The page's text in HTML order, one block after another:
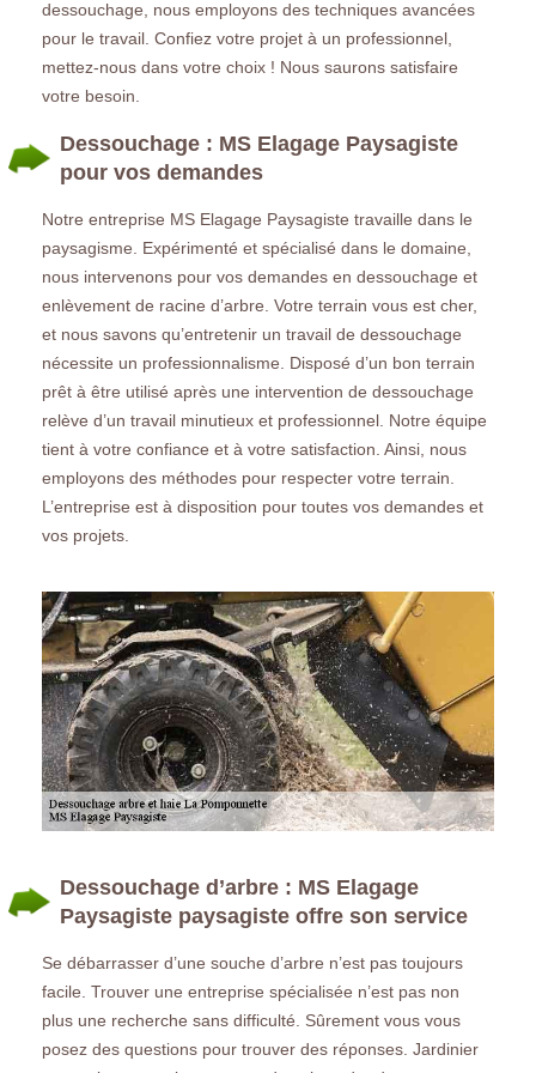
dessouchage, nous employons des techniques avancées
pour le travail. Confiez votre projet à un professionnel,
mettez-nous dans votre choix ! Nous saurons satisfaire
votre besoin.
Dessouchage : MS Elagage Paysagiste
pour vos demandes
Notre entreprise MS Elagage Paysagiste travaille dans le
paysagisme. Expérimenté et spécialisé dans le domaine,
nous intervenons pour vos demandes en dessouchage et
enlèvement de racine d’arbre. Votre terrain vous est cher,
et nous savons qu’entretenir un travail de dessouchage
nécessite un professionnalisme. Disposé d’un bon terrain
prêt à être utilisé après une intervention de dessouchage
relève d’un travail minutieux et professionnel. Notre équipe
tient à votre confiance et à votre satisfaction. Ainsi, nous
employons des méthodes pour respecter votre terrain.
L’entreprise est à disposition pour toutes vos demandes et
vos projets.
Dessouchage d’arbre : MS Elagage
Paysagiste paysagiste offre son service
Se débarrasser d’une souche d’arbre n’est pas toujours
facile. Trouver une entreprise spécialisée n’est pas non
plus une recherche sans difficulté. Sûrement vous vous
posez des questions pour trouver des réponses. Jardinier